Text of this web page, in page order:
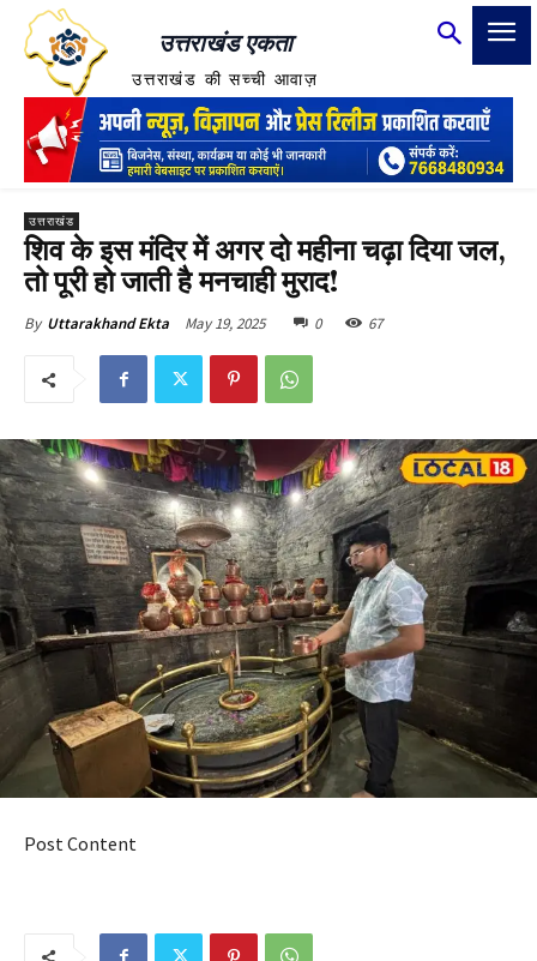
उत्तराखंड एकता
उत्तराखंड की सच्ची आवाज़
उत्तराखंड
शिव के इस मंदिर में अगर दो महीना चढ़ा दिया जल,
तो पूरी हो जाती है मनचाही मुराद!
By Uttarakhand Ekta May 19, 2025 0 67
Post Content